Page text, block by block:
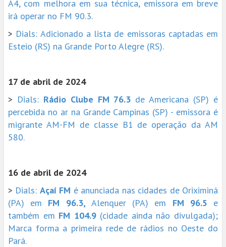
A4, com melhora em sua técnica, emissora em breve
irá operar no FM 90.3.
> Dials: Adicionado a lista de emissoras captadas em
Esteio (RS) na Grande Porto Alegre (RS).
17 de abril de 2024
> Dials: Rádio Clube FM 76.3 de Americana (SP) é
percebida no ar na Grande Campinas (SP) - emissora é
migrante AM-FM de classe B1 de operação da AM
580.
16 de abril de 2024
> Dials: Açaí FM é anunciada nas cidades de Oriximiná
(PA) em FM 96.3, Alenquer (PA) em FM 96.5 e
também em FM 104.9(cidade ainda não divulgada);
Marca forma a primeira rede de rádios no Oeste do
Pará.